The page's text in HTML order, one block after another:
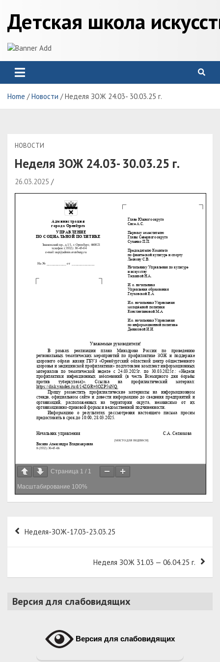
content
Детская школа
Home Новости Неделя ЗОЖ 24.03- 30.03.25 г.
НОВОСТИ
Неделя ЗОЖ 24.03- 30.03.25 г.
26.03.2025
Страница 1 / 1
Масштабирование 100%
Навигация
Неделя-ЗОЖ-17.03-23.03.25
Неделя ЗОЖ 31.03 — 06.04.25 г.
Версия для слабовидящих
Версия для слабовидящих